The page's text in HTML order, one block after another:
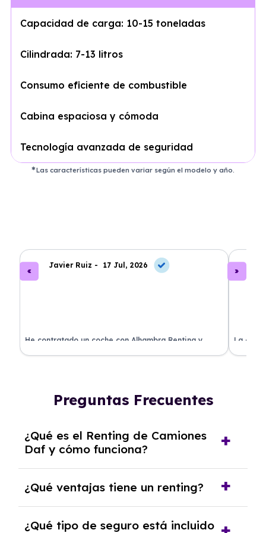
Capacidad de carga: 10-15 toneladas
Cilindrada: 7-13 litros
Consumo eficiente de combustible
Cabina espaciosa y cómoda
Tecnología avanzada de seguridad
Las características pueden variar según el modelo y año.
Javier Ruiz - 17 Jul, 2026
He contratado un coche con Alhambra Renting y
estoy impresionado. Todo ha sido transparente y sin
La
Preguntas Frecuentes
¿Qué es el Renting de Camiones
Daf y cómo funciona?
ElRenting de Camiones Daf es un servicio de
el pago decuotas mensualesque cubren
¿Qué ventajas tiene un renting?
El renting ofrece muchas ventajas, como la
¿Qué tipo de seguro está incluido